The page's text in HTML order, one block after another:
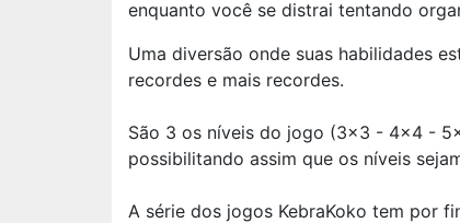
enquanto você se distrai tentando
Uma diversão onde suas habilidades
recordes e mais recordes.
São 3 os níveis do jogo (3x3 - 4x4 -
possibilitando assim que os níveis
A série dos jogos KebraKoko tem por